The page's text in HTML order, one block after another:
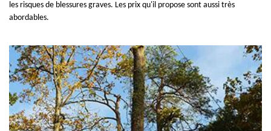
les risques de blessures graves. Les prix qu'il propose sont aussi très
abordables.